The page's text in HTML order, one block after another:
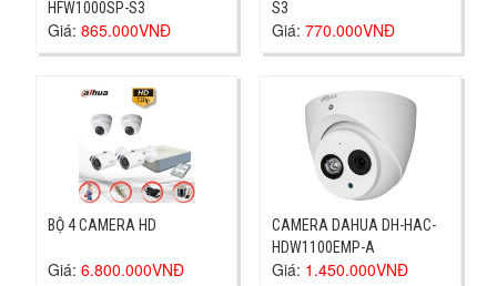
HFW1000SP-S3
Giá:865.000VNĐ
S3
Giá: 770.000VNĐ
BỘ 4 CAMERA HD
Giá:6.800.000VNĐ
CAMERA DAHUA DH-HAC-
HDW1100EMP-A
Giá: 1.450.000VNĐ